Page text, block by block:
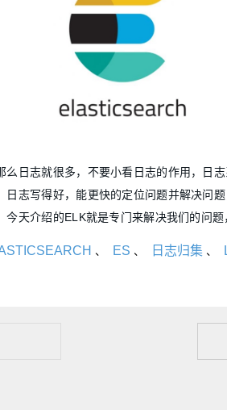
么日志就很多，不要小看日志的作用，日
日志写得好，能更快的定位问题并解决问
今天介绍的ELK就是专门来解决我们的问
、 ES 、 日志归集 、